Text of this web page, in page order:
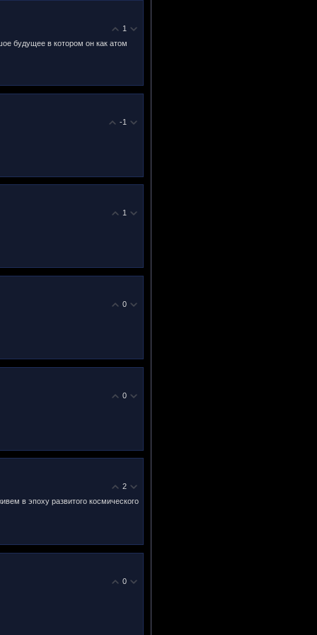
1
будущее в котором он как атом
-1
1
0
0
2
в эпоху развитого космического
0